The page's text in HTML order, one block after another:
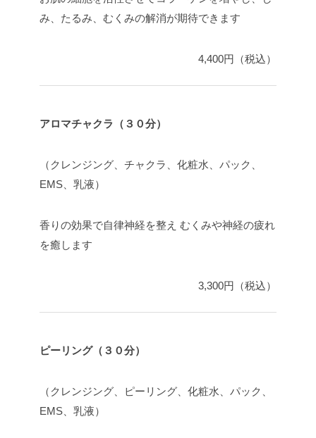
み、たるみ、むくみの解消が期待できます
4,400円（税込）
アロマチャクラ（３０分）
（クレンジング、チャクラ、化粧水、パック、
EMS、乳液）
香りの効果で自律神経を整え むくみや神経の疲れ
を癒します
3,300円（税込）
ピーリング（３０分）
（クレンジング、ピーリング、化粧水、パック、
EMS、乳液）